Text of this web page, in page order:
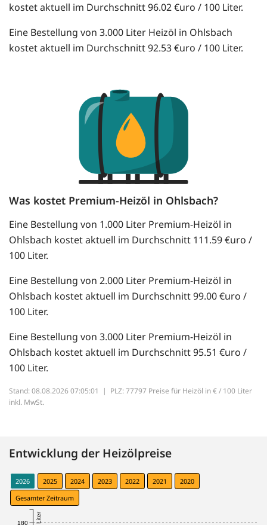
kostet aktuell im Durchschnitt 96.02 €uro / 100 Liter.
Eine Bestellung von 3.000 Liter Heizöl in Ohlsbach
kostet aktuell im Durchschnitt 92.53 €uro / 100 Liter.
Was kostet Premium-Heizöl in Ohlsbach?
Eine Bestellung von 1.000 Liter Premium-Heizöl in
Ohlsbach kostet aktuell im Durchschnitt 111.59 €uro /
100 Liter.
Eine Bestellung von 2.000 Liter Premium-Heizöl in
Ohlsbach kostet aktuell im Durchschnitt 99.00 €uro /
100 Liter.
Eine Bestellung von 3.000 Liter Premium-Heizöl in
Ohlsbach kostet aktuell im Durchschnitt 95.51 €uro /
100 Liter.
Stand: 08.08.2026 07:05:01 | PLZ: 77797 Preise für Heizöl in € / 100 Liter
inkl. MwSt.
Entwicklung der Heizölpreise
2026 2025 2024 2023 2022 2021
2020
Gesamter Zeitraum
180